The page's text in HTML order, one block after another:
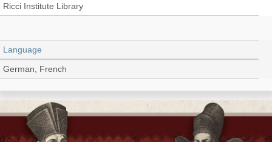
Ricci Institute Library
Language
German, French
Record_type